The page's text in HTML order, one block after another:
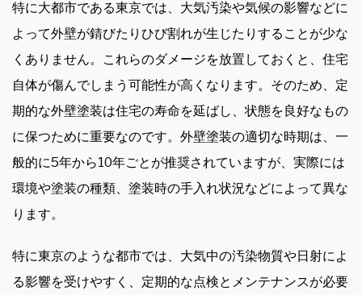
特に大都市である東京では、大気汚染や気候の影響などに
よって外壁が錆びたりひび割れが生じたりすることが少な
くありません。これらのダメージを放置しておくと、住宅
自体が傷んでしまう可能性が高くなります。そのため、定
期的な外壁塗装は住宅の寿命を延ばし、状態を良好なもの
に保つために重要なのです。外壁塗装の適切な時期は、一
般的に5年から10年ごとが推奨されていますが、実際には
環境や塗装の種類、塗装時の手入れ状況などによって異な
ります。
特に東京のような都市では、大気中の汚染物質や日射によ
る影響を受けやすく、定期的な点検とメンテナンスが必要